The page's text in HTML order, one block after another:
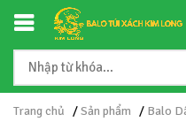
Trang chủ /Sản phẩm / Balo